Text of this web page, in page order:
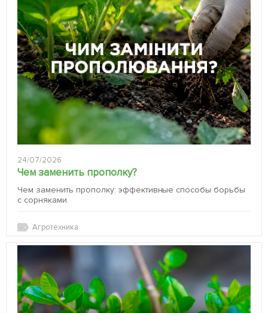
24/07/2026
Чем заменить прополку?
Чем заменить прополку: эффективные способы борьбы
с сорняками
Агротехника